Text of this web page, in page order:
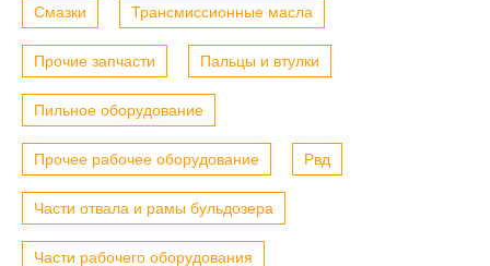
Смазки Трансмиссионные масла
Прочие запчасти Пальцы и втулки
Пильное оборудование
Прочее рабочее оборудование Рвд
Части отвала и рамы бульдозера
Части рабочего оборудования